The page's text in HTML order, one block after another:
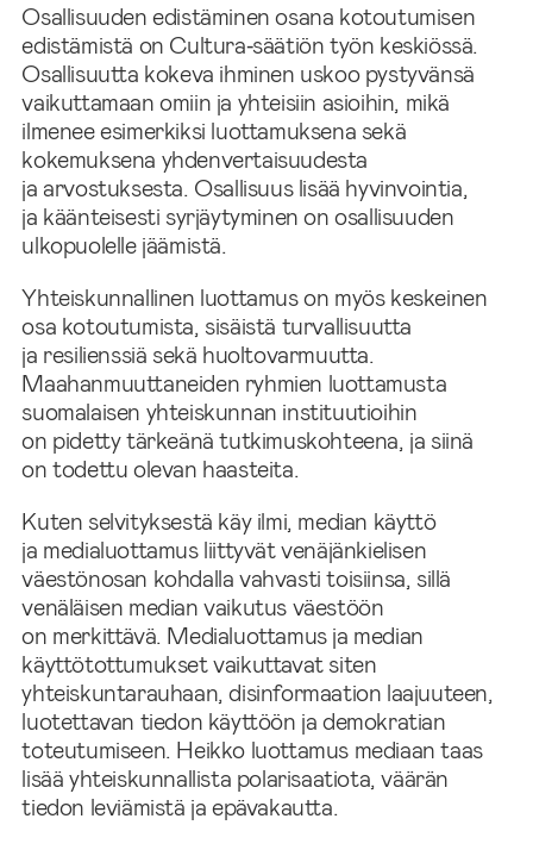
Osallisuuden edistäminen osana kotoutumisen
edistämistä on Cultura‑säätiön työn keskiössä.
Osallisuutta kokeva ihminen uskoo pystyvänsä
vaikuttamaan omiin ja yhteisiin asioihin, mikä
ilmenee esimerkiksi luottamuksena sekä
kokemuksena yhdenvertaisuudesta
ja arvostuksesta. Osallisuus lisää hyvinvointia,
ja käänteisesti syrjäytyminen on osallisuuden
ulkopuolelle jäämistä.
Yhteiskunnallinen luottamus on myös keskeinen
osa kotoutumista, sisäistä turvallisuutta
ja resilienssiä sekä huoltovarmuutta.
Maahanmuuttaneiden ryhmien luottamusta
suomalaisen yhteiskunnan instituutioihin
on pidetty tärkeänä tutkimuskohteena, ja siinä
on todettu olevan haasteita.
Kuten selvityksestä käy ilmi, median käyttö
ja medialuottamus liittyvät venäjänkielisen
väestönosan kohdalla vahvasti toisiinsa, sillä
venäläisen median vaikutus väestöön
on merkittävä. Medialuottamus ja median
käyttötottumukset vaikuttavat siten
yhteiskuntarauhaan, disinformaation laajuuteen,
luotettavan tiedon käyttöön ja demokratian
toteutumiseen. Heikko luottamus mediaan taas
lisää yhteiskunnallista polarisaatiota, väärän
tiedon leviämistä ja epävakautta.